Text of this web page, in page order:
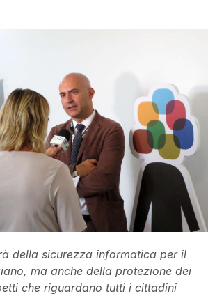
della sicurezza informatica per il
ma anche della protezione dei
che riguardano tutti i cittadini